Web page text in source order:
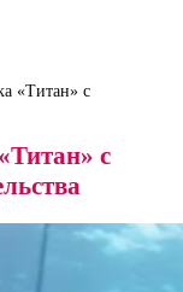
«Титан» с
с